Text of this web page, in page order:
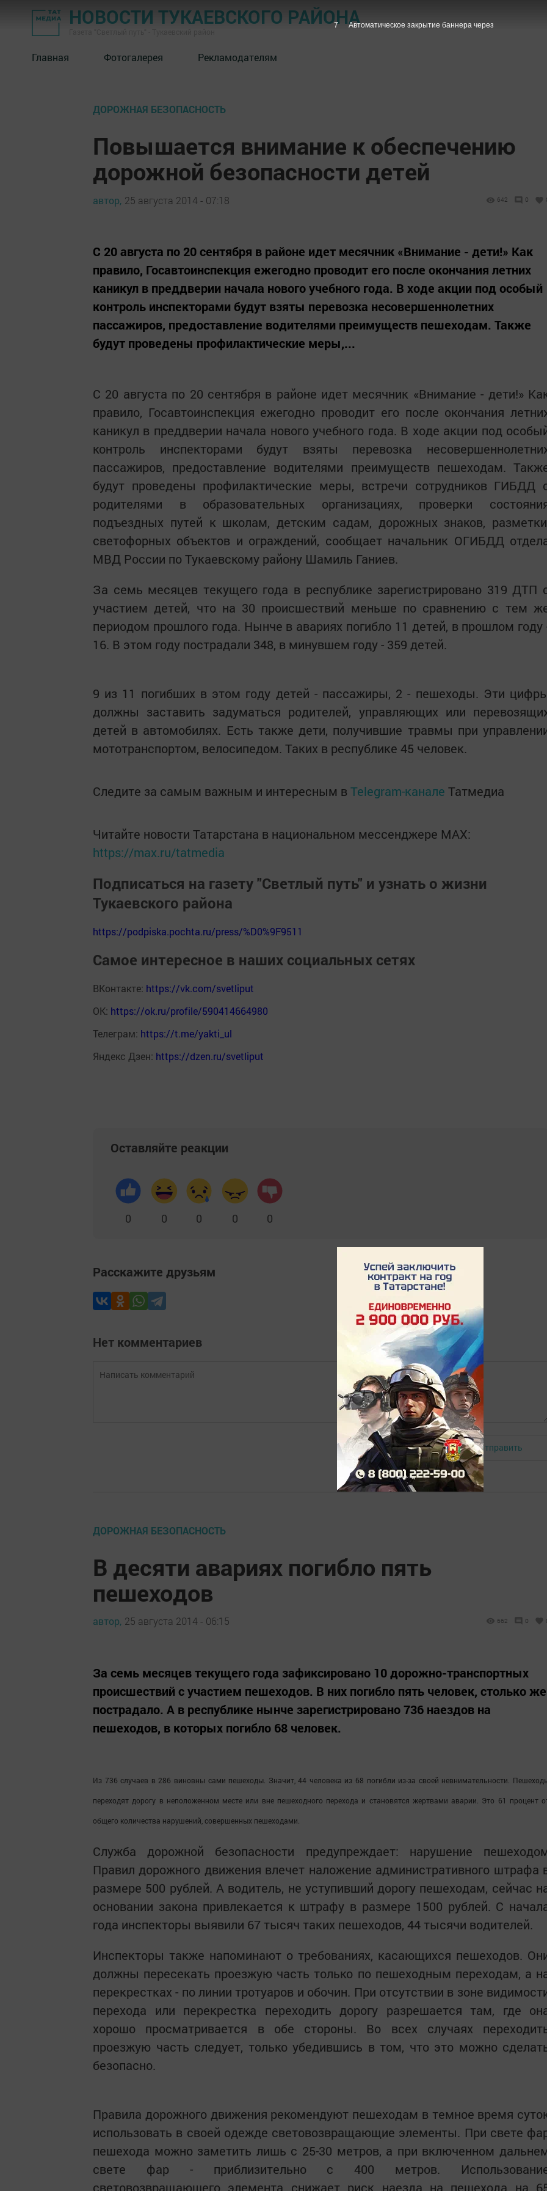
НОВОСТИ ТУКАЕВСКОГО РАЙОНА
Главная Фотогалерея Рекламодателям
ДОРОЖНАЯ БЕЗОПАСНОСТЬ
Повышается внимание к обеспечению
дорожной безопасности детей
автор, 25 августа 2014 - 07:18 642 0
С 20 августа по 20 сентября в районе идет месячник «Внимание - дети!» Как
правило, Госавтоинспекция ежегодно проводит его после окончания летних
каникул в преддверии начала нового учебного года. В ходе акции под особый
контроль инспекторами будут взяты перевозка несовершеннолетних
пассажиров, предоставление водителями преимуществ пешеходам. Также
будут проведены профилактические меры,...
С 20 августа по 20 сентября в районе идет месячник «Внимание - дети!»
правило, Госавтоинспекция ежегодно проводит его после окончания
каникул в преддверии начала нового учебного года. В ходе акции под
контроль инспекторами будут взяты перевозка
пассажиров, предоставление водителями преимуществ пешеходам.
будут проведены профилактические меры, встречи сотрудников ГИБДД
родителями в образовательных организациях, проверки
подъездных путей к школам, детским садам, дорожных знаков,
светофорных объектов и ограждений, сообщает начальник ОГИБДД
МВД России по Тукаевскому району Шамиль Ганиев.
За семь месяцев текущего года в республике зарегистрировано 319 ДТП
участием детей, что на 30 происшествий меньше по сравнению с тем
периодом прошлого года. Нынче в авариях погибло 11 детей, в прошлом году
16. В этом году пострадали 348, в минувшем году - 359 детей.
9 из 11 погибших в этом году детей - пассажиры, 2 - пешеходы. Эти
должны заставить задуматься родителей, управляющих или
детей в автомобилях. Есть также дети, получившие травмы при
мототранспортом, велосипедом. Таких в республике 45 человек.
Следите за самым важным и интересным в Telegram-канале Татмедиа
Читайте новости Татарстана в национальном мессенджере MАХ:
https://max.ru/tatmedia
Подписаться на газету "Светлый путь" и узнать о жизни
Тукаевского района
https://podpiska.pochta.ru/press/%D0%9F9511
Самое интересное в наших социальных сетях
ВКонтакте: https://vk.com/svetliput
ОК: https://ok.ru/profile/590414664980
Телеграм: https://t.me/yakti_ul
Яндекс Дзен: https://dzen.ru/svetliput
Оставляйте реакции
0 0 0 0 0
Расскажите друзьям
Нет комментариев
Авторизоваться Отправить
ДОРОЖНАЯ БЕЗОПАСНОСТЬ
В десяти авариях погибло пять
пешеходов
автор, 25 августа 2014 - 06:15 662 0
За семь месяцев текущего года зафиксировано 10 дорожно-транспортных
происшествий с участием пешеходов. В них погибло пять человек, столько же
пострадало. А в республике нынче зарегистрировано 736 наездов на
пешеходов, в которых погибло 68 человек.
Из 736 случаев в 286 виновны сами пешеходы. Значит, 44 человека из 68 погибли из-за своей невнимательности.
переходят дорогу в неположенном месте или вне пешеходного перехода и становятся жертвами аварии. Это 61 процент
общего количества нарушений, совершенных пешеходами.
Служба дорожной безопасности предупреждает: нарушение
Правил дорожного движения влечет наложение административного штрафа
размере 500 рублей. А водитель, не уступивший дорогу пешеходам, сейчас
основании закона привлекается к штрафу в размере 1500 рублей. С
года инспекторы выявили 67 тысяч таких пешеходов, 44 тысячи водителей.
Инспекторы также напоминают о требованиях, касающихся пешеходов.
должны пересекать проезжую часть только по пешеходным переходам, а
перекрестках - по линии тротуаров и обочин. При отсутствии в зоне
перехода или перекрестка переходить дорогу разрешается там, где
хорошо просматривается в обе стороны. Во всех случаях
проезжую часть следует, только убедившись в том, что это можно
безопасно.
Правила дорожного движения рекомендуют пешеходам в темное время
использовать в своей одежде световозвращающие элементы. При свете
пешехода можно заметить лишь с 25-30 метров, а при включенном
свете фар - приблизительно с 400 метров.
световозвращаюшего элемента снижает риск наезда на пешехода на
7 Автоматическое закрытие баннера через